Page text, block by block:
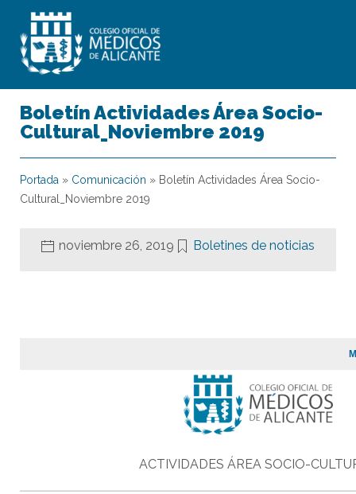
Boletín Actividades Área Socio-
Cultural_Noviembre 2019
Portada » Comunicación » Boletín Actividades Área Socio-
Cultural_Noviembre 2019
noviembre 26, 2019 Boletines de noticias
ACTIVIDADES ÁREA SOCIO-